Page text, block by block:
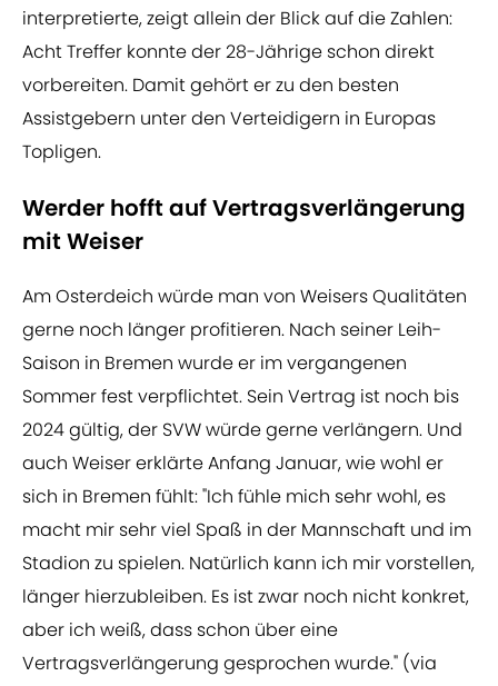
interpretierte, zeigt allein der Blick auf die Zahlen:
Acht Treffer konnte der 28-Jährige schon direkt
vorbereiten. Damit gehört er zu den besten
Assistgebern unter den Verteidigern in Europas
Topligen.
Werder hofft auf Vertragsverlängerung
mit Weiser
Am Osterdeich würde man von Weisers Qualitäten
gerne noch länger profitieren. Nach seiner Leih-
Saison in Bremen wurde er im vergangenen
Sommer fest verpflichtet. Sein Vertrag ist noch bis
2024 gültig, der SVW würde gerne verlängern. Und
auch Weiser erklärte Anfang Januar, wie wohl er
sich in Bremen fühlt: "Ich fühle mich sehr wohl, es
macht mir sehr viel Spaß in der Mannschaft und im
Stadion zu spielen. Natürlich kann ich mir vorstellen,
länger hierzubleiben. Es ist zwar noch nicht konkret,
aber ich weiß, dass schon über eine
Vertragsverlängerung gesprochen wurde." (via